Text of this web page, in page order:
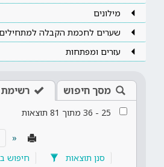
מילונים
שערים לחכמת הקבלה למתחילים
עזרים ומפתחות
מסך חיפוש
25
-
36 מתוך 81 תוצאות
«
סנן תוצאות
חיפוש